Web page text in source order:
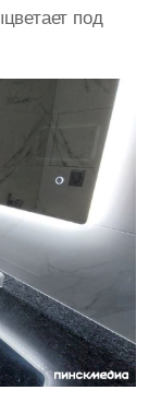
под